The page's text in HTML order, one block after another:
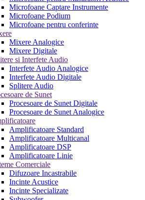
Microfoane Captare Instrumente
Microfoane Podium
Microfoane pentru conferinte
Mixere Analogice
Mixere Digitale
si Interfete Audio
Interfete Audio Analogice
Interfete Audio Digitale
Splitere Audio
de Sunet
Procesoare de Sunet Digitale
Procesoare de Sunet Analogice
Amplificatoare Standard
Amplificatoare Multicanal
Amplificatoare DSP
Amplificatoare Linie
Comerciale
Difuzoare Incastrabile
Incinte Acustice
Incinte Specializate